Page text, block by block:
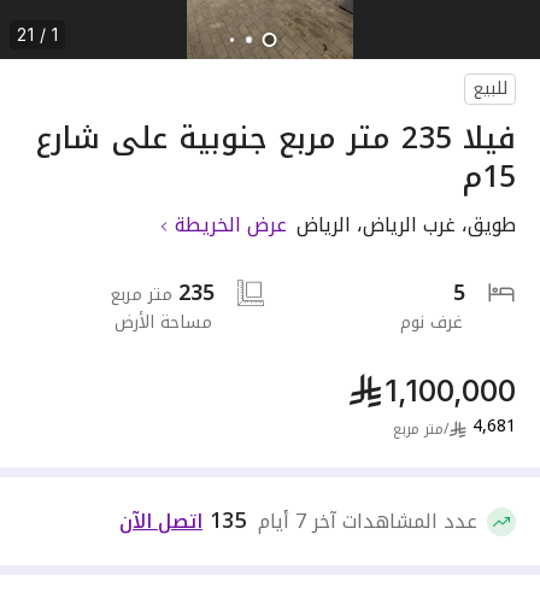
1 / 21
للبيع
فيلا 235 متر مربع جنوبية على شارع
15م
طويق، غرب الرياض، الرياض عرض الخريطة
5
غرف نوم
235 متر مربع
مساحة الأرض
1,100,000
4,681
/متر مربع
عدد المشاهدات آخر 7 أيام 135 اتصل الآن